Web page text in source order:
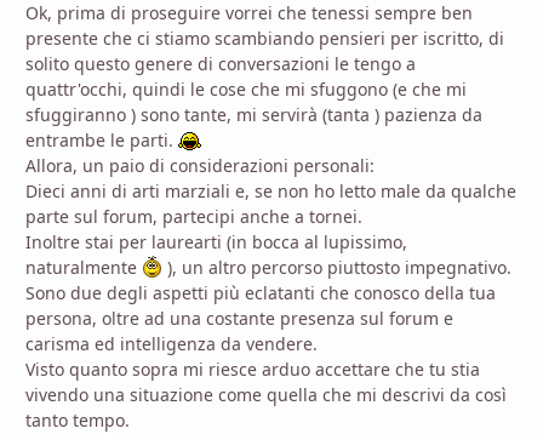
Ok, prima di proseguire vorrei che tenessi sempre ben
presente che ci stiamo scambiando pensieri per iscritto, di
solito questo genere di conversazioni le tengo a
quattr'occhi, quindi le cose che mi sfuggono (e che mi
sfuggiranno ) sono tante, mi servirà (tanta ) pazienza da
entrambe le parti.
Allora, un paio di considerazioni personali:
Dieci anni di arti marziali e, se non ho letto male da qualche
parte sul forum, partecipi anche a tornei.
Inoltre stai per laurearti (in bocca al lupissimo,
naturalmente
), un altro percorso piuttosto impegnativo.
Sono due degli aspetti più eclatanti che conosco della tua
persona, oltre ad una costante presenza sul forum e
carisma ed intelligenza da vendere.
Visto quanto sopra mi riesce arduo accettare che tu stia
vivendo una situazione come quella che mi descrivi da così
tanto tempo.